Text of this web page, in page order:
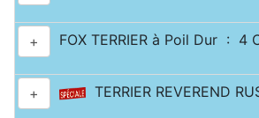
+ FOX TERRIER à Poil Dur : 4
+ TERRIER REVEREND